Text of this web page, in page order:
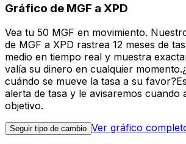
Gráfico de MGF a XPD
Vea tu 50 MGF en movimiento.
de MGF a XPD rastrea 12 meses de
medio en tiempo real y muestra
valía su dinero en cualquier
cuándo se mueve la tasa a su
alerta de tasa y le avisaremos cuando
objetivo.
Seguir tipo de cambio Ver gráfico